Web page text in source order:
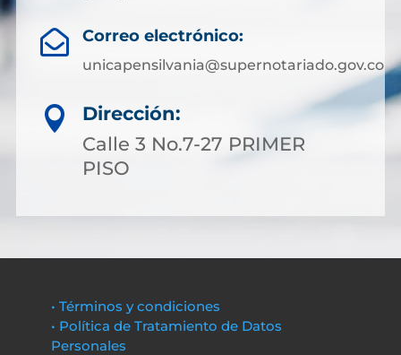
 Correo electrónico:
unicapensilvania@supernotariado.gov.co

Dirección:
Calle 3 No.7-27 PRIMER
PISO
• Términos y condiciones
• Política de Tratamiento de Datos
Personales